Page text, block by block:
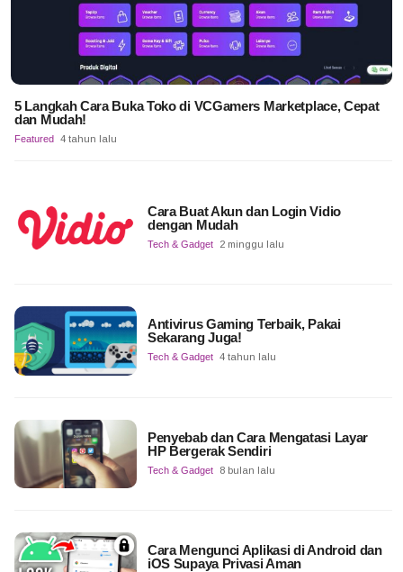
5 Langkah Cara Buka Toko di VCGamers Marketplace, Cepat
dan Mudah!
Featured 4 tahun lalu
Cara Buat Akun dan Login Vidio
dengan Mudah
Tech & Gadget 2 minggu lalu
Antivirus Gaming Terbaik, Pakai
Sekarang Juga!
Tech & Gadget 4 tahun lalu
Penyebab dan Cara Mengatasi Layar
HP Bergerak Sendiri
Tech & Gadget 8 bulan lalu
Cara Mengunci Aplikasi di Android dan
iOS Supaya Privasi Aman